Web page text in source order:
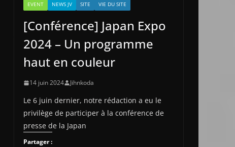
EVENT NEWS JV SITE VIE DU SITE
[Conférence] Japan Expo
2024 – Un programme
haut en couleur
14 juin 2024 Jihnkoda
Le 6 juin dernier, notre rédaction a eu le
privilège de participer à la conférence de
presse de la Japan
Partager :